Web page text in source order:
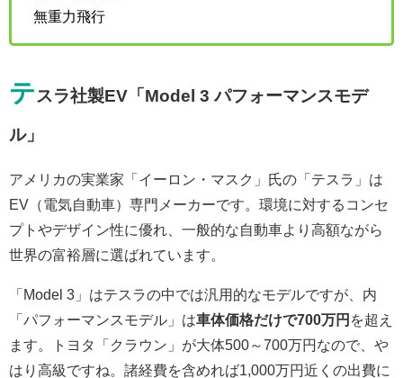
無重力飛行
テ スラ社製EV「Model 3 パフォーマンスモデ
ル」
アメリカの実業家「イーロン・マスク」氏の「テスラ」は
EV（電気自動車）専門メーカーです。環境に対するコンセ
プトやデザイン性に優れ、一般的な自動車より高額ながら
世界の富裕層に選ばれています。
「Model 3」はテスラの中では汎用的なモデルですが、内
「パフォーマンスモデル」は車体価格だけで700万円 を超え
ます。トヨタ「クラウン」が大体500～700万円なので、や
はり高級ですね。諸経費を含めれば1,000万円近くの出費に